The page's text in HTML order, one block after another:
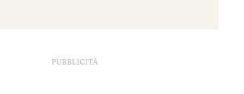
PUBBLICITÀ